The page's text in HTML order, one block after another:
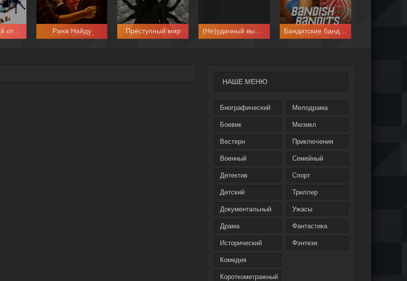
Специальный отряд Рана Найду Преступный мир
НАШЕ МЕНЮ
Биографический
Боевик
Вестерн
Военный
Детектив
Детский
Документальный
Драма
Исторический
Комедия
Короткометражный
Мелодрама
Мюзикл
Приключения
Семейный
Спорт
Триллер
Ужасы
Фантастика
Фэнтези